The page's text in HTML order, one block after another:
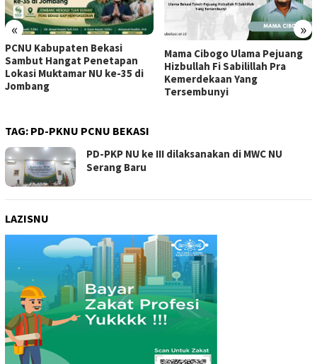
« »
PCNU Kabupaten Bekasi
Sambut Hangat Penetapan
Lokasi Muktamar NU ke-35 di
Jombang
Mama Cibogo Ulama Pejuang
Hizbullah Fi Sabilillah Pra
Kemerdekaan Yang
Tersembunyi
TAG: PD-PKNU PCNU BEKASI
PD-PKP NU ke III dilaksanakan di MWC NU
Serang Baru
LAZISNU